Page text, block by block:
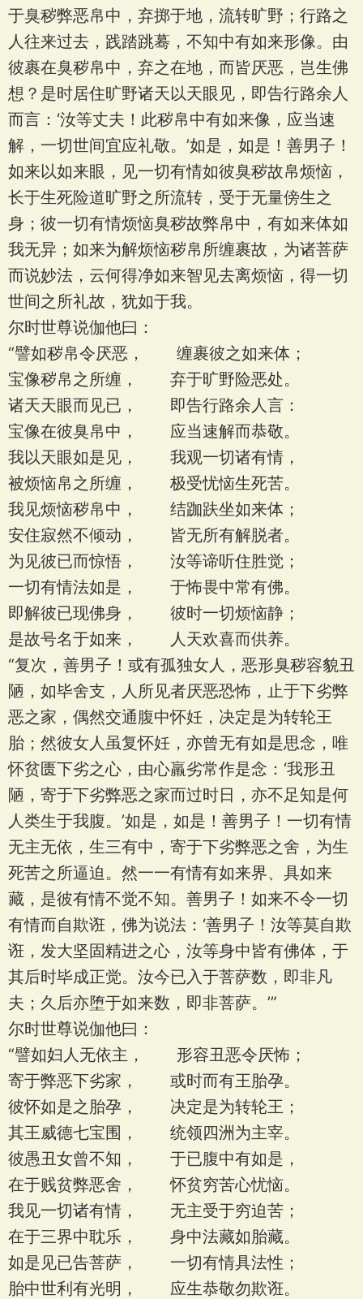
于臭秽弊恶帛中，弃掷于地，流转旷野；行路之
人往来过去，践踏跳蓦，不知中有如来形像。由
彼裹在臭秽帛中，弃之在地，而皆厌恶，岂生佛
想？是时居住旷野诸天以天眼见，即告行路余人
而言：‘汝等丈夫！此秽帛中有如来像，应当速
解，一切世间宜应礼敬。’如是，如是！善男子！
如来以如来眼，见一切有情如彼臭秽故帛烦恼，
长于生死险道旷野之所流转，受于无量傍生之
身；彼一切有情烦恼臭秽故弊帛中，有如来体如
我无异；如来为解烦恼秽帛所缠裹故，为诸菩萨
而说妙法，云何得净如来智见去离烦恼，得一切
世间之所礼故，犹如于我。
尔时世尊说伽他曰：
“譬如秽帛令厌恶， 缠裹彼之如来体；
宝像秽帛之所缠， 弃于旷野险恶处。
诸天天眼而见已， 即告行路余人言：
宝像在彼臭帛中， 应当速解而恭敬。
我以天眼如是见， 我观一切诸有情，
被烦恼帛之所缠， 极受忧恼生死苦。
我见烦恼秽帛中， 结跏趺坐如来体；
安住寂然不倾动， 皆无所有解脱者。
为见彼已而惊悟， 汝等谛听住胜觉；
一切有情法如是， 于怖畏中常有佛。
即解彼已现佛身， 彼时一切烦恼静；
是故号名于如来， 人天欢喜而供养。
“复次，善男子！或有孤独女人，恶形臭秽容貌丑
陋，如毕舍支，人所见者厌恶恐怖，止于下劣弊
恶之家，偶然交通腹中怀妊，决定是为转轮王
胎；然彼女人虽复怀妊，亦曾无有如是思念，唯
怀贫匮下劣之心，由心羸劣常作是念：‘我形丑
陋，寄于下劣弊恶之家而过时日，亦不足知是何
人类生于我腹。’如是，如是！善男子！一切有情
无主无依，生三有中，寄于下劣弊恶之舍，为生
死苦之所逼迫。然一一有情有如来界、具如来
藏，是彼有情不觉不知。善男子！如来不令一切
有情而自欺诳，佛为说法：‘善男子！汝等莫自欺
诳，发大坚固精进之心，汝等身中皆有佛体，于
其后时毕成正觉。汝今已入于菩萨数，即非凡
夫；久后亦堕于如来数，即非菩萨。’”
尔时世尊说伽他曰：
“譬如妇人无依主， 形容丑恶令厌怖；
寄于弊恶下劣家， 或时而有王胎孕。
彼怀如是之胎孕， 决定是为转轮王；
其王威德七宝围， 统领四洲为主宰。
彼愚丑女曾不知， 于已腹中有如是，
在于贱贫弊恶舍， 怀贫穷苦心忧恼。
我见一切诸有情， 无主受于穷迫苦；
在于三界中耽乐， 身中法藏如胎藏。
如是见已告菩萨， 一切有情具法性；
胎中世利有光明， 应生恭敬勿欺诳。